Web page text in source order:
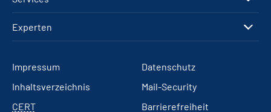
Experten
Impressum
Datenschutz
Inhaltsverzeichnis
Mail-Security
CERT
Barrierefreiheit